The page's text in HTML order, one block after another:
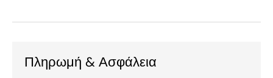
Πληρωμή & Ασφάλεια